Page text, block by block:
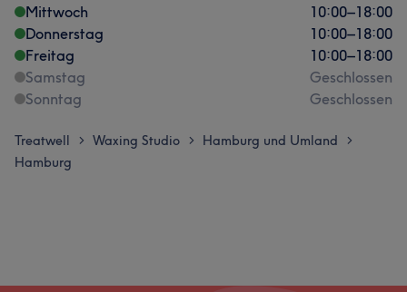
Mittwoch
10:00–18:00
Donnerstag
10:00–18:00
Freitag
10:00–18:00
Samstag
Geschlossen
Sonntag
Geschlossen
Treatwell > Waxing Studio > Hamburg und Umland >
Hamburg